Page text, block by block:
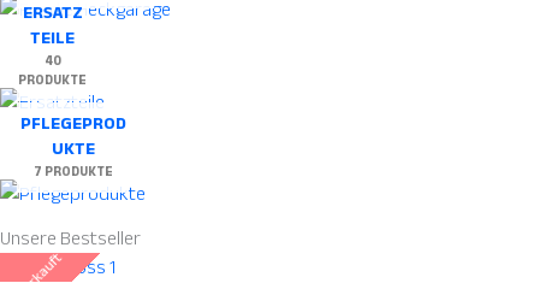
ERSATZ
TEILE
40
PRODUKTE
PFLEGEPROD
UKTE
7 PRODUKTE
Unsere Bestseller